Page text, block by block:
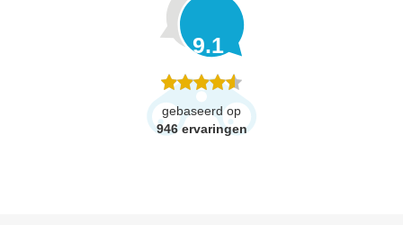
9.1
gebaseerd op
946 ervaringen